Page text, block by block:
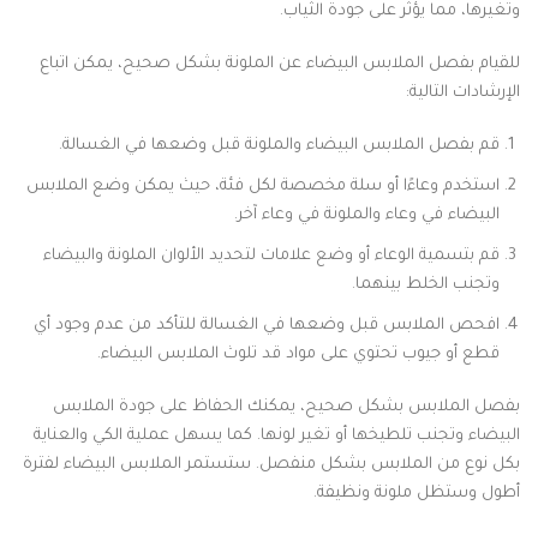
وتغيرها، مما يؤثر على جودة الثياب.
للقيام بفصل الملابس البيضاء عن الملونة بشكل صحيح، يمكن اتباع
الإرشادات التالية:
قم بفصل الملابس البيضاء والملونة قبل وضعها في الغسالة.
استخدم وعاءًا أو سلة مخصصة لكل فئة، حيث يمكن وضع الملابس
البيضاء في وعاء والملونة في وعاء آخر.
قم بتسمية الوعاء أو وضع علامات لتحديد الألوان الملونة والبيضاء
وتجنب الخلط بينهما.
افحص الملابس قبل وضعها في الغسالة للتأكد من عدم وجود أي
قطع أو جيوب تحتوي على مواد قد تلوث الملابس البيضاء.
بفصل الملابس بشكل صحيح، يمكنك الحفاظ على جودة الملابس
البيضاء وتجنب تلطيخها أو تغير لونها. كما يسهل عملية الكي والعناية
بكل نوع من الملابس بشكل منفصل. ستستمر الملابس البيضاء لفترة
أطول وستظل ملونة ونظيفة.